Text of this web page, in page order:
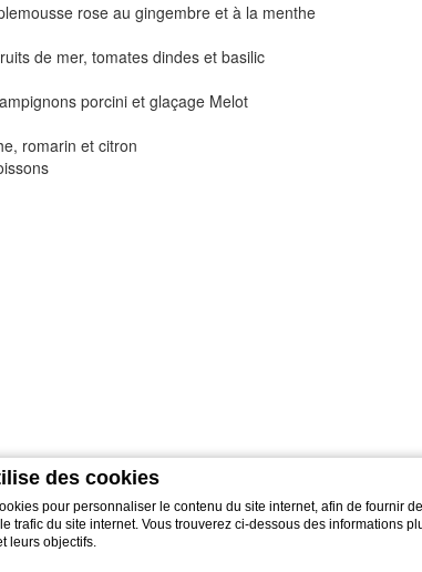
des cookies
pour personnaliser le contenu du site internet, afin de fournir
trafic du site internet. Vous trouverez ci-dessous des informations
leurs objectifs.
rose au gingembre et à la menthe
de mer, tomates dindes et basilic
porcini et glaçage Melot
romarin et citron
par notre chef pâtissier
de Blanc